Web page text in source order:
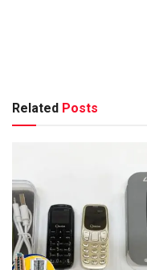
Related Posts